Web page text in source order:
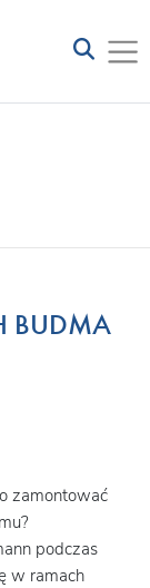
BUDMA
zamontować
podczas
w ramach